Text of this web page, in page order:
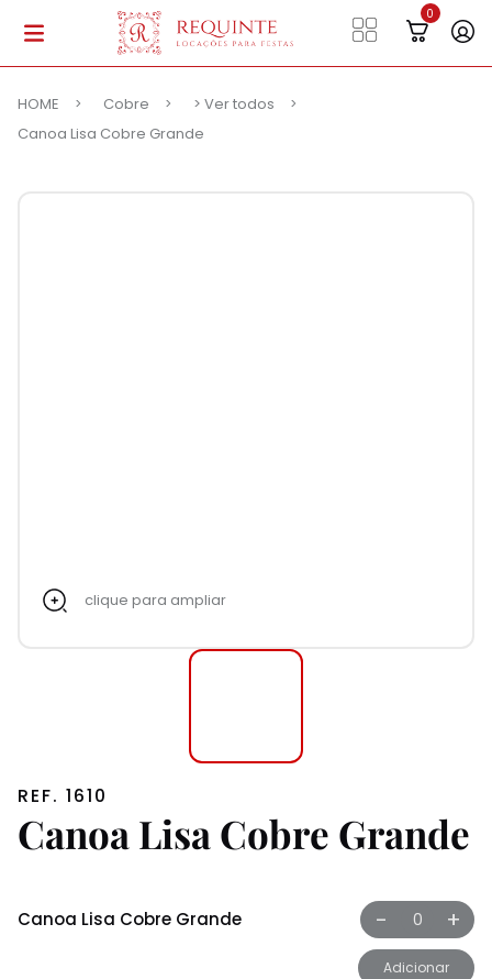
HOME Cobre
> Ver todos
Canoa Lisa Cobre Grande
clique para ampliar
REF. 1610
Canoa Lisa Cobre Grande
Canoa Lisa Cobre Grande - +
Adicionar